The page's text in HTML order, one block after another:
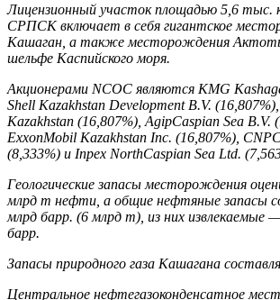
Лицензионный участок площадью 5,6 тыс.
СРПСК включает в себя гигантское
Кашаган, а также месторождения
шельфе Каспийского моря.
Акционерами NCOC являются KMG
Shell Kazakhstan Development B.V.
Kazakhstan (16,807%), AgipCaspian Sea B.V.
ExxonMobil Kazakhstan Inc. (16,807%),
(8,333%) и Inpex NorthCaspian Sea Ltd.
Геологические запасы месторождения
млрд т нефти, а общие нефтяные запасы
млрд барр. (6 млрд т), из них извлекаемые
барр.
Запасы природного газа Кашагана
Центральное нефтегазоконденсатное